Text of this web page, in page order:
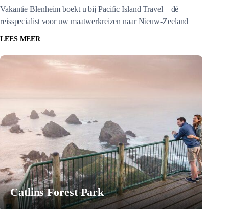
Vakantie Blenheim boekt u bij Pacific Island Travel – dé
reisspecialist voor uw maatwerkreizen naar Nieuw-Zeeland
LEES MEER
Catlins Forest Park